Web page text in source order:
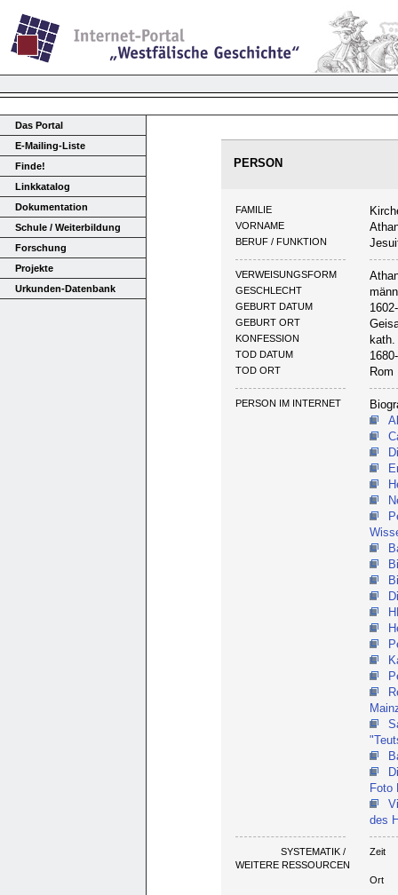
Das Portal
E-Mailing-Liste
Finde!
Linkkatalog
Dokumentation
Schule / Weiterbildung
Forschung
Projekte
Urkunden-Datenbank
PERSON
FAMILIE
VORNAME
BERUF / FUNKTION
VERWEISUNGSFORM
GESCHLECHT
GEBURT DATUM
GEBURT ORT
KONFESSION kath.
TOD DATUM
TOD ORT Rom
PERSON IM INTERNET
Foto
des
SYSTEMATIK /
WEITERE RESSOURCEN
Zeit
Ort